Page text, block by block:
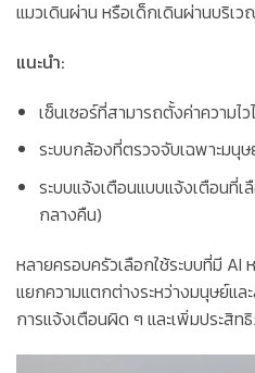
แมวเดินผ่าน หรือเด็กเดินผ่านบริเ
แนะนำ:
เซ็นเซอร์ที่สามารถตั้งค่าความไว
ระบบกล้องที่ตรวจจับเฉพาะมนุ
ระบบแจ้งเตือนแบบแจ้งเตือนที่เ
กลางคืน)
หลายครอบครัวเลือกใช้ระบบที่มี AI
แยกความแตกต่างระหว่างมนุษย์แ
การแจ้งเตือนผิด ๆ และเพิ่มประสิท